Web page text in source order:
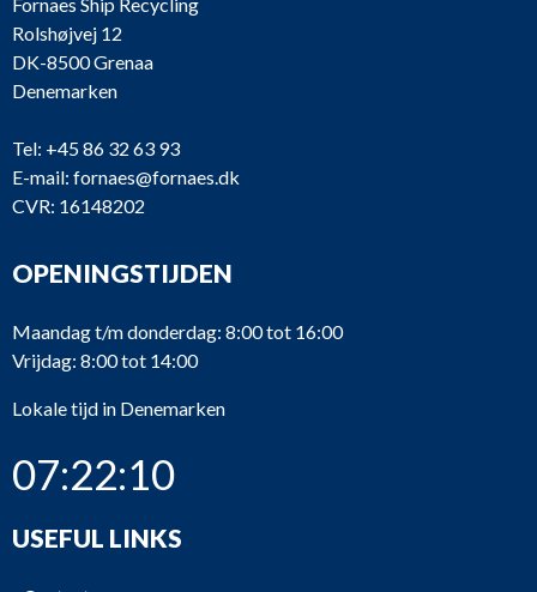
Rolshøjvej 12
DK-8500 Grenaa
Denemarken
Tel: +45 86 32 63 93
E-mail: fornaes@fornaes.dk
CVR: 16148202
OPENINGSTIJDEN
Maandag t/m donderdag: 8:00 tot 16:00
Vrijdag: 8:00 tot 14:00
Lokale tijd in Denemarken
07:22:10
USEFUL LINKS